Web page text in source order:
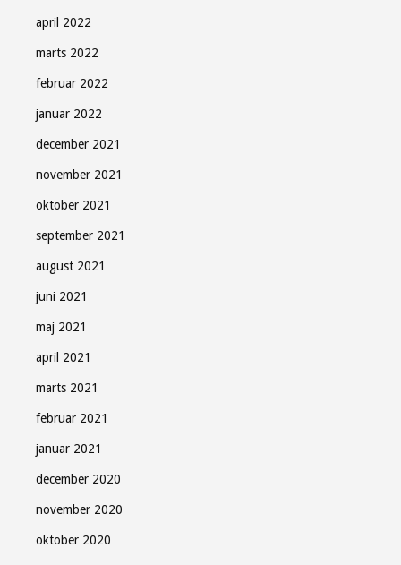
april 2022
marts 2022
februar 2022
januar 2022
december 2021
november 2021
oktober 2021
september 2021
august 2021
juni 2021
maj 2021
april 2021
marts 2021
februar 2021
januar 2021
december 2020
november 2020
oktober 2020